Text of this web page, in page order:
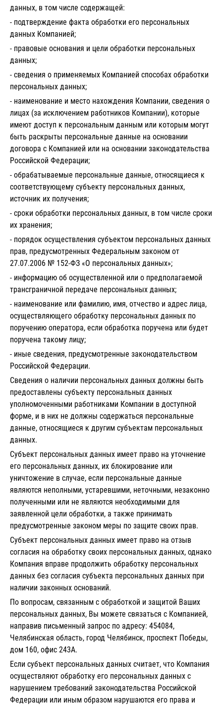
данных, в том числе содержащей:
- подтверждение факта обработки его персональных
данных Компанией;
- правовые основания и цели обработки персональных
данных;
- сведения о применяемых Компанией способах обработки
персональных данных;
- наименование и место нахождения Компании, сведения о
лицах (за исключением работников Компании), которые
имеют доступ к персональным данным или которым могут
быть раскрыты персональные данные на основании
договора с Компанией или на основании законодательства
Российской Федерации;
- обрабатываемые персональные данные, относящиеся к
соответствующему субъекту персональных данных,
источник их получения;
- сроки обработки персональных данных, в том числе сроки
их хранения;
- порядок осуществления субъектом персональных данных
прав, предусмотренных Федеральным законом от
27.07.2006 № 152-ФЗ «О персональных данных»;
- информацию об осуществленной или о предполагаемой
трансграничной передаче персональных данных;
- наименование или фамилию, имя, отчество и адрес лица,
осуществляющего обработку персональных данных по
поручению оператора, если обработка поручена или будет
поручена такому лицу;
- иные сведения, предусмотренные законодательством
Российской Федерации.
Сведения о наличии персональных данных должны быть
предоставлены субъекту персональных данных
уполномоченными работниками Компании в доступной
форме, и в них не должны содержаться персональные
данные, относящиеся к другим субъектам персональных
данных.
Субъект персональных данных имеет право на уточнение
его персональных данных, их блокирование или
уничтожение в случае, если персональные данные
являются неполными, устаревшими, неточными, незаконно
полученными или не являются необходимыми для
заявленной цели обработки, а также принимать
предусмотренные законом меры по защите своих прав.
Субъект персональных данных имеет право на отзыв
согласия на обработку своих персональных данных, однако
Компания вправе продолжить обработку персональных
данных без согласия субъекта персональных данных при
наличии законных оснований.
По вопросам, связанным с обработкой и защитой Ваших
персональных данных, Вы можете связаться с Компанией,
направив письменный запрос по адресу: 454084,
Челябинская область, город Челябинск, проспект Победы,
дом 160, офис 243А.
Если субъект персональных данных считает, что Компания
осуществляют обработку его персональных данных с
нарушением требований законодательства Российской
Федерации или иным образом нарушаются его права и